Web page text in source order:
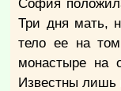
София
Три дня мать,
тело ее на
монастыре на
Известны лишь